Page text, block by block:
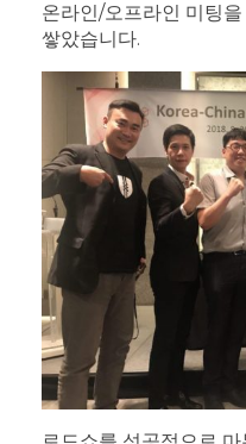
온라인/오프라인 미팅
쌓았습니다.